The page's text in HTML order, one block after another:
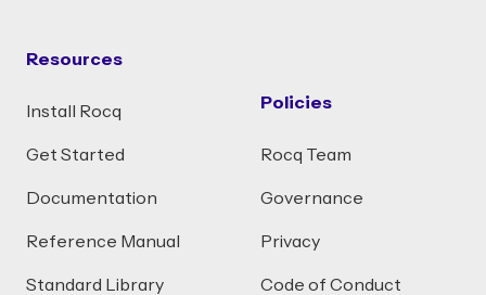
Resources
Install Rocq
Get Started
Documentation
Reference Manual
Standard Library
Policies
Rocq Team
Governance
Privacy
Code of Conduct